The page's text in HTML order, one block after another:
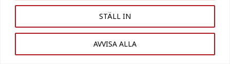
STÄLL IN
AVVISA ALLA